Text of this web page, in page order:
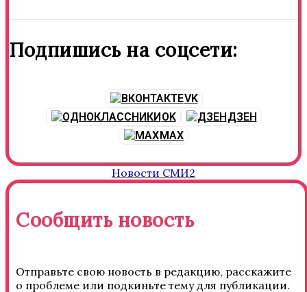
Подпишись на соцсети:
VK
OK
ДЗЕН
MAX
Новости СМИ2
Сообщить новость
Отправьте свою новость в редакцию, расскажите
о проблеме или подкиньте тему для публикации.